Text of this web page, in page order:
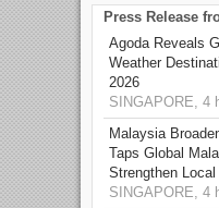
Press Release
Agoda Reveals
Weather
2026
SINGAPORE, 4
Malaysia
Taps Global
Strengthen Local
SINGAPORE, 4